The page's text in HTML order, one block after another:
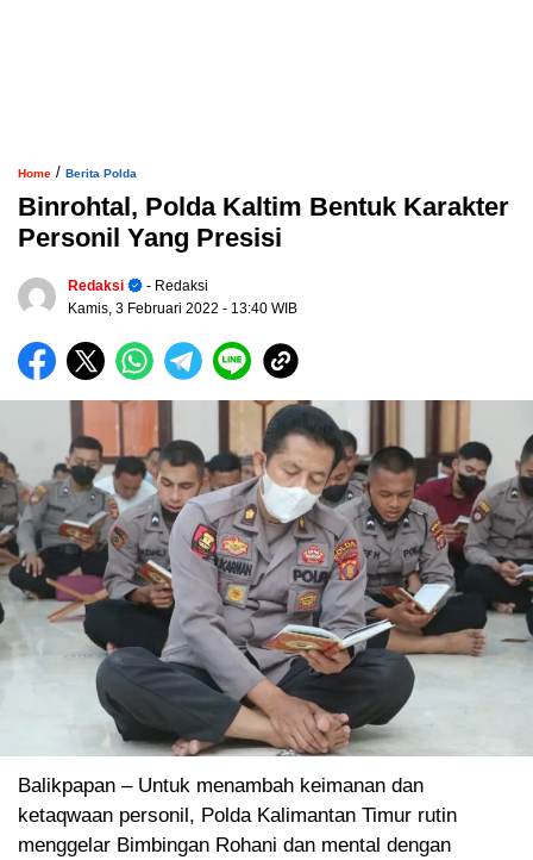
Home / Berita Polda
Binrohtal, Polda Kaltim Bentuk Karakter
Personil Yang Presisi
Redaksi
- Redaksi
Kamis, 3 Februari 2022 - 13:40 WIB
Balikpapan – Untuk menambah keimanan dan
ketaqwaan personil, Polda Kalimantan Timur rutin
menggelar Bimbingan Rohani dan mental dengan